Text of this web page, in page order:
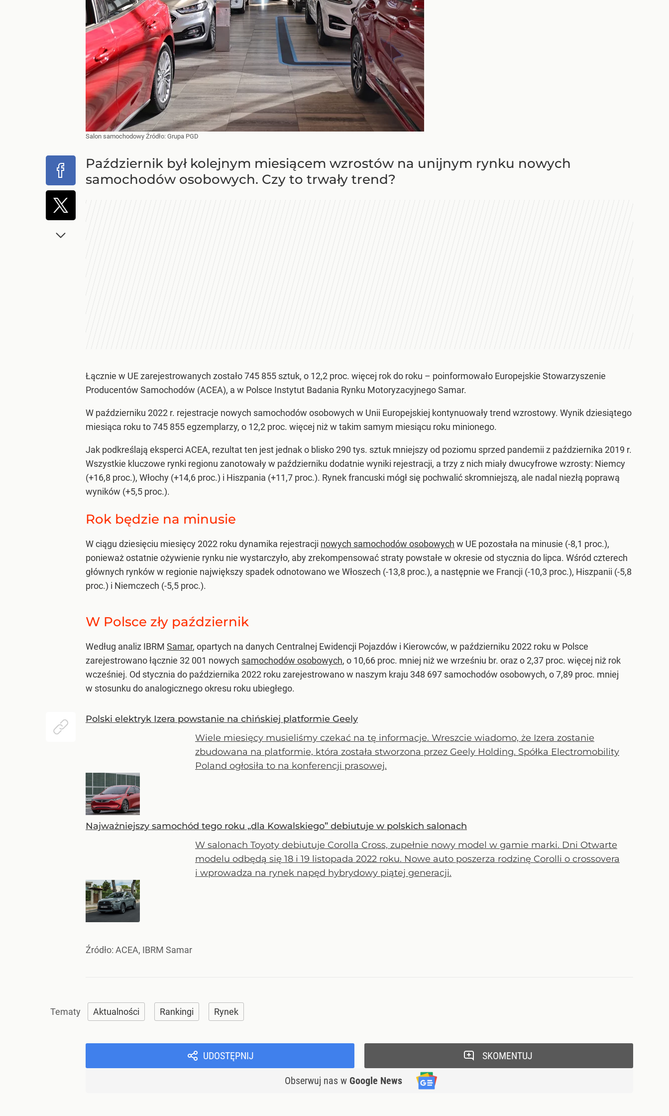
Salon samochodowy Źródło: Grupa PGD
Październik był kolejnym miesiącem wzrostów na unijnym rynku nowych
samochodów osobowych. Czy to trwały trend?
Łącznie w UE zarejestrowanych zostało 745 855 sztuk, o 12,2 proc. więcej rok do roku – poinformowało Europejskie Stowarzyszenie
Producentów Samochodów (ACEA), a w Polsce Instytut Badania Rynku Motoryzacyjnego Samar.
W październiku 2022 r. rejestracje nowych samochodów osobowych w Unii Europejskiej kontynuowały trend wzrostowy. Wynik dziesiątego
miesiąca roku to 745 855 egzemplarzy, o 12,2 proc. więcej niż w takim samym miesiącu roku minionego.
Jak podkreślają eksperci ACEA, rezultat ten jest jednak o blisko 290 tys. sztuk mniejszy od poziomu sprzed pandemii z października 2019 r.
Wszystkie kluczowe rynki regionu zanotowały w październiku dodatnie wyniki rejestracji, a trzy z nich miały dwucyfrowe wzrosty: Niemcy
(+16,8 proc.), Włochy (+14,6 proc.) i Hiszpania (+11,7 proc.). Rynek francuski mógł się pochwalić skromniejszą, ale nadal niezłą poprawą
wyników (+5,5 proc.).
Rok będzie na minusie
W ciągu dziesięciu miesięcy 2022 roku dynamika rejestracji nowych samochodów osobowych w UE pozostała na minusie (-8,1 proc.),
ponieważ ostatnie ożywienie rynku nie wystarczyło, aby zrekompensować straty powstałe w okresie od stycznia do lipca. Wśród czterech
głównych rynków w regionie największy spadek odnotowano we Włoszech (-13,8 proc.), a następnie we Francji (-10,3 proc.), Hiszpanii (-5,8
proc.) i Niemczech (-5,5 proc.).
W Polsce zły październik
Według analiz IBRM Samar, opartych na danych Centralnej Ewidencji Pojazdów i Kierowców, w październiku 2022 roku w Polsce
zarejestrowano łącznie 32 001 nowych samochodów osobowych, o 10,66 proc. mniej niż we wrześniu br. oraz o 2,37 proc. więcej niż rok
wcześniej. Od stycznia do października 2022 roku zarejestrowano w naszym kraju 348 697 samochodów osobowych, o 7,89 proc. mniej
w stosunku do analogicznego okresu roku ubiegłego.
Polski elektryk Izera powstanie na chińskiej platformie Geely
Wiele miesięcy musieliśmy czekać na tę informacje. Wreszcie wiadomo, że Izera zostanie
zbudowana na platformie, która została stworzona przez Geely Holding. Spółka Electromobility
Poland ogłosiła to na konferencji prasowej.
Najważniejszy samochód tego roku „dla Kowalskiego” debiutuje w polskich salonach
W salonach Toyoty debiutuje Corolla Cross, zupełnie nowy model w gamie marki. Dni Otwarte
modelu odbędą się 18 i 19 listopada 2022 roku. Nowe auto poszerza rodzinę Corolli o crossovera
i wprowadza na rynek napęd hybrydowy piątej generacji.
Źródło: ACEA, IBRM Samar
Aktualności Rankingi Rynek
UDOSTĘPNIJ
Obserwuj nas w Google News
SKOMENTUJ